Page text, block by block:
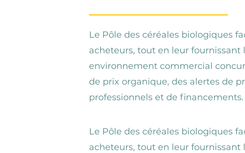
Le Pôle des céréales biologiques
acheteurs, tout en leur
environnement commercial
de prix organique, des alertes de
professionnels et de financements.
Le Pôle des céréales biologiques
acheteurs, tout en leur